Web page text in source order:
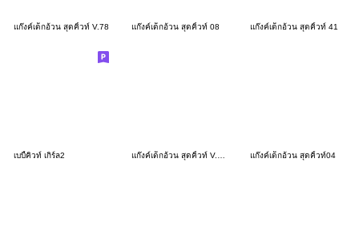
แก๊งค์เด็กอ้วน สุดคิ้วท์ V.78 แก๊งค์เด็กอ้วน สุดคิ้วท์ 08 แก๊งค์เด็กอ้วน สุดคิ้วท์ 41
เบบี้คิวท์ เกิร์ล2 แก๊งค์เด็กอ้วน สุดคิ้วท์ V.106 แก๊งค์เด็กอ้วน สุดคิ้วท์04